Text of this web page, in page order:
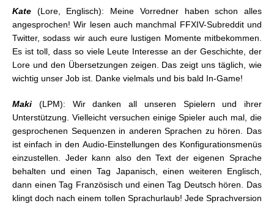
Kate (Lore, Englisch): Meine Vorredner haben schon alles
angesprochen! Wir lesen auch manchmal FFXIV-Subreddit und
Twitter, sodass wir auch eure lustigen Momente mitbekommen.
Es ist toll, dass so viele Leute Interesse an der Geschichte, der
Lore und den Übersetzungen zeigen. Das zeigt uns täglich, wie
wichtig unser Job ist. Danke vielmals und bis bald In-Game!
Maki (LPM): Wir danken all unseren Spielern und ihrer
Unterstützung. Vielleicht versuchen einige Spieler auch mal, die
gesprochenen Sequenzen in anderen Sprachen zu hören. Das
ist einfach in den Audio-Einstellungen des Konfigurationsmenüs
einzustellen. Jeder kann also den Text der eigenen Sprache
behalten und einen Tag Japanisch, einen weiteren Englisch,
dann einen Tag Französisch und einen Tag Deutsch hören. Das
klingt doch nach einem tollen Sprachurlaub! Jede Sprachversion